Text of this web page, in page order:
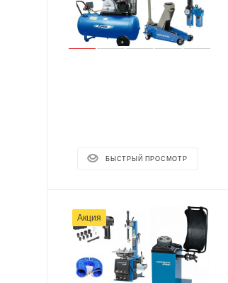
БЫСТРЫЙ ПРОСМОТР
Акция